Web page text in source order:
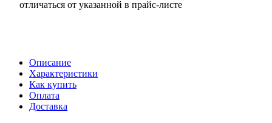
отличаться от указанной в прайс-листе
Описание
Характеристики
Как купить
Оплата
Доставка